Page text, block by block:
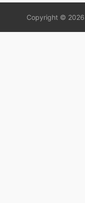
Copyright © 2026